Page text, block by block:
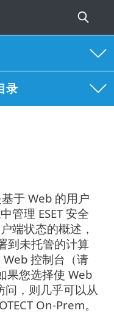
录
基于 Web 的用户
管理 ESET 安全
端状态的概述，
到未托管的计算
控制台（请
果您选择使 Web
，则几乎可以从
On-Prem。